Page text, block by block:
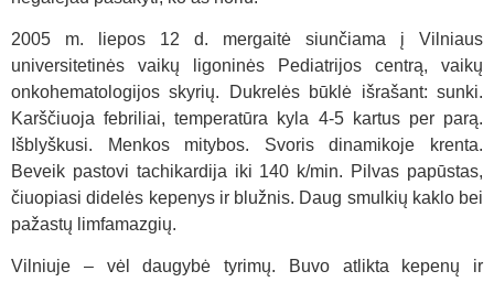
2005 m. liepos 12 d. mergaitė siunčiama į Vilniaus
universitetinės vaikų ligoninės Pediatrijos centrą, vaikų
onkohematologijos skyrių. Dukrelės būklė išrašant: sunki.
Karščiuoja febriliai, temperatūra kyla 4-5 kartus per parą.
Išblyškusi. Menkos mitybos. Svoris dinamikoje krenta.
Beveik pastovi tachikardija iki 140 k/min. Pilvas papūstas,
čiuopiasi didelės kepenys ir blužnis. Daug smulkių kaklo bei
pažastų limfamazgių.
Vilniuje – vėl daugybė tyrimų. Buvo atlikta kepenų ir